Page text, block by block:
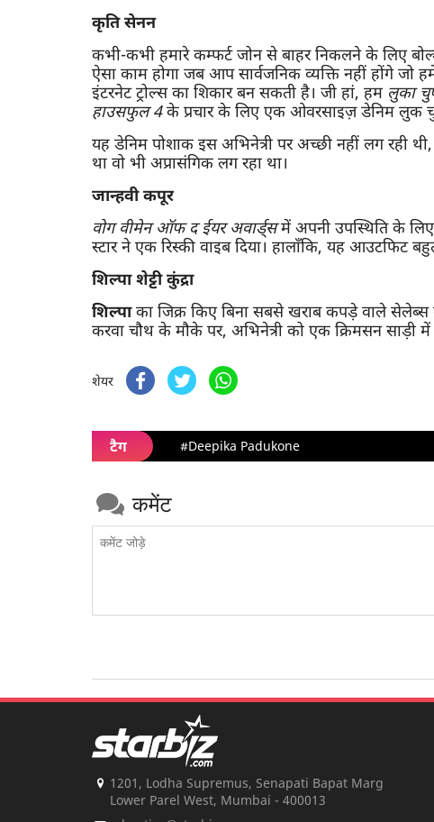
कृति सेनन
कभी-कभी हमारे कम्फर्ट जोन से बाहर निकलने के लिए
ऐसा काम होगा जब आप सार्वजनिक व्यक्ति नहीं होंगे जो
इंटरनेट ट्रोल्स का शिकार बन सकती है। जी हां, हम लुका
हाउसफुल 4के प्रचार के लिए एक ओवरसाइज़ डेनिम लुक
यह डेनिम पोशाक इस अभिनेत्री पर अच्छी नहीं लग रही
था वो भी अप्रासंगिक लग रहा था।
जान्हवी कपूर
वोग वीमेन ऑफ द ईयर अवार्ड्समें अपनी उपस्थिति के
स्टार ने एक रिस्की वाइब दिया। हालाँकि, यह आउटफिट
शिल्पा शेट्टी कुंद्रा
शिल्पाका जिक्र किए बिना सबसे खराब कपड़े वाले सेलेब्स
करवा चौथ के मौके पर, अभिनेत्री को एक क्रिमसन साड़ी
शेयर
टैग #Deepika Padukone
कमेंट
1201, Lodha Supremus, Senapati Bapat Marg
Lower Parel West, Mumbai - 400013